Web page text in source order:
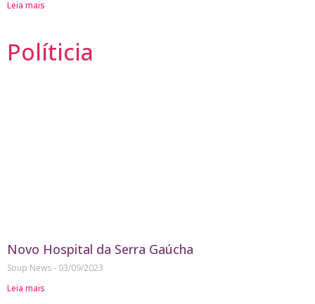
Leia mais
Políticia
Novo Hospital da Serra Gaúcha
Soup News
03/09/2023
Leia mais